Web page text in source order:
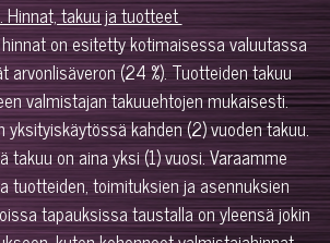
Hinnat, takuu ja tuotteet
on esitetty kotimaisessa valuutassa
arvonlisäveron (24 %). Tuotteiden takuu
valmistajan takuuehtojen mukaisesti.
yksityiskäytössä kahden (2) vuoden takuu.
takuu on aina yksi (1) vuosi. Varaamme
tuotteiden, toimituksien ja asennuksien
tapauksissa taustalla on yleensä jokin